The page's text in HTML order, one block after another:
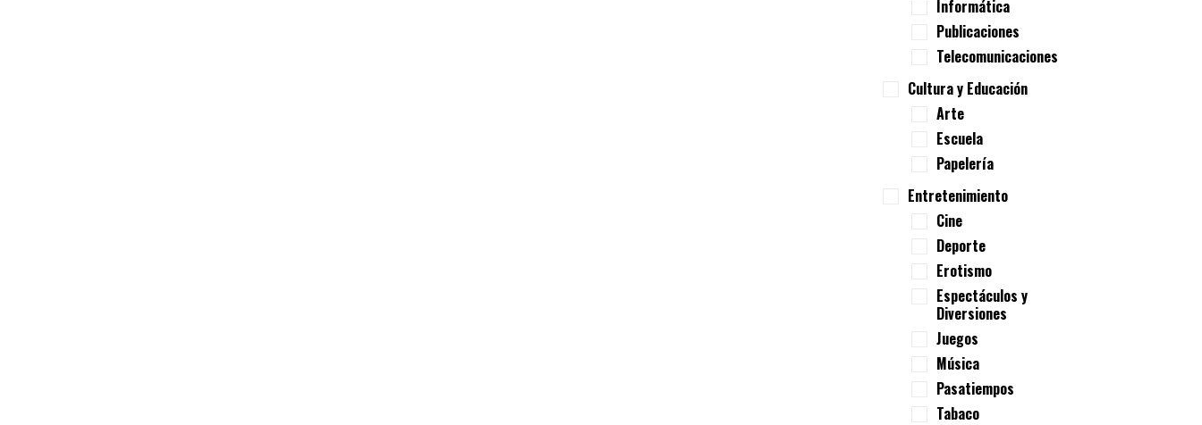
Informática
Publicaciones
Telecomunicaciones
Cultura y Educación
Arte
Escuela
Papelería
Entretenimiento
Cine
Deporte
Erotismo
Espectáculos y
Diversiones
Juegos
Música
Pasatiempos
Tabaco